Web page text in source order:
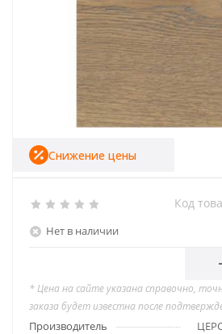
Нет в наличии
Код
Снижение цены
* Цена на сайте указана справочно,
заказа будет известна после
Производитель